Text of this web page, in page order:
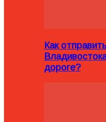
Как
дороге?